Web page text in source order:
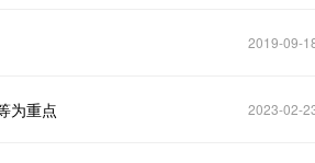
2019-09-
为重点 2023-02-